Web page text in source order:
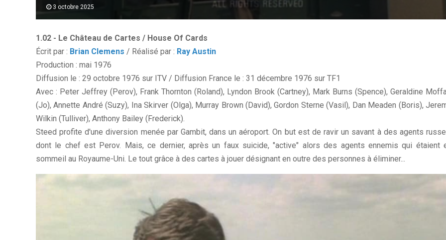
3 octobre 2025
1.02 - Le Château de Cartes / House Of Cards
Écrit par : Brian Clemens / Réalisé par : Ray Austin
Production : mai 1976
Diffusion le : 29 octobre 1976 sur ITV / Diffusion France le : 31 décembre 1976 sur TF1
Avec : Peter Jeffrey (Perov), Frank Thornton (Roland), Lyndon Brook (Cartney), Mark Burns (Spence), Geraldine
(Jo), Annette André (Suzy), Ina Skirver (Olga), Murray Brown (David), Gordon Sterne (Vasil), Dan Meaden (Boris),
Wilkin (Tulliver), Anthony Bailey (Frederick).
Steed profite d'une diversion menée par Gambit, dans un aéroport. On but est de ravir un savant à des agents
dont le chef est Perov. Mais, ce dernier, après un faux suicide, "active" alors des agents ennemis qui étaient
sommeil au Royaume-Uni. Le tout grâce à des cartes à jouer désignant en outre des personnes à éliminer...